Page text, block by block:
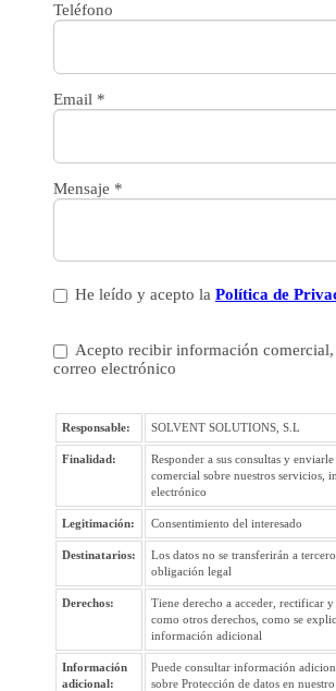
Teléfono
Email *
Mensaje *
He leído y acepto la Política de
Acepto recibir información
correo electrónico
Responsable: SOLVENT SOLUTIONS, S.L
Finalidad:
Responder a sus consultas y
comercial sobre nuestros servicios,
electrónico
Legitimación: Consentimiento del interesado
Destinatarios:
Los datos no se transferirán a
obligación legal
Derechos:
Tiene derecho a acceder, rectificar
como otros derechos, como se
información adicional
Información
adicional:
Puede consultar información
sobre Protección de datos en